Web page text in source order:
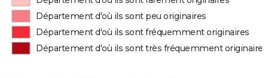
Département d'où ils sont peu originaires
Département d'où ils sont fréquemment originaires
Département d'où ils sont très fréquemment originaires